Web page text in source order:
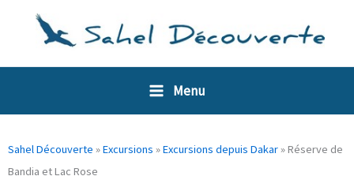
Menu
Sahel Découverte »Excursions »Excursions depuis Dakar»Réserve de
Bandia et Lac Rose
Panneau de gestion des cookies